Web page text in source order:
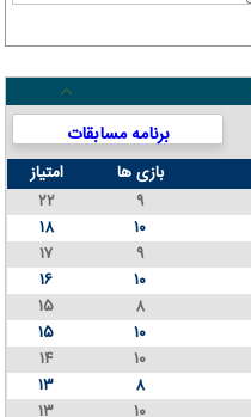
برنامه مسابقات
بازی ها
امتیاز
۹
۲۲
۱۰
۱۸
۹
۱۷
۱۰
۱۶
۸
۱۵
۱۰
۱۵
۱۰
۱۴
۸
۱۳